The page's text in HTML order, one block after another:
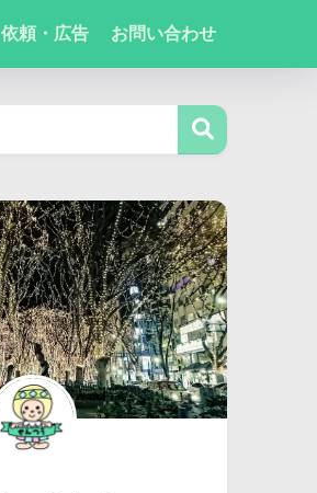
依頼・広告 お問い合わせ